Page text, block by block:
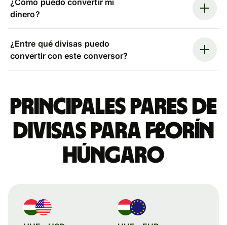
¿Cómo puedo convertir mi
dinero?
¿Entre qué divisas puedo
convertir con este conversor?
Principales pares de
divisas para florín
húngaro